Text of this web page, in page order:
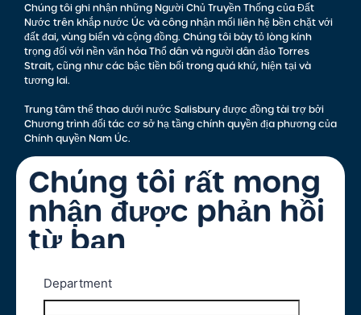
Chúng tôi ghi nhận những Người Chủ Truyền Thống của Đất
Nước trên khắp nước Úc và công nhận mối liên hệ bền chặt với
đất đai, vùng biển và cộng đồng. Chúng tôi bày tỏ lòng kính
trọng đối với nền văn hóa Thổ dân và người dân đảo Torres
Strait, cũng như các bậc tiền bối trong quá khứ, hiện tại và
tương lai.
Trung tâm thể thao dưới nước Salisbury được đồng tài trợ bởi
Chương trình đối tác cơ sở hạ tầng chính quyền địa phương của
Chính quyền Nam Úc.
Chúng tôi rất mong
nhận được phản hồi
từ bạn